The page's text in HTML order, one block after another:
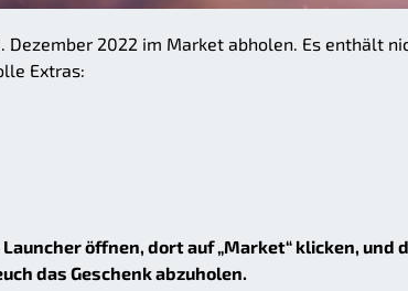
Dezember 2022 im Market abholen. Es enthält
Extras:
öffnen, dort auf „Market“ klicken, und
das Geschenk abzuholen.